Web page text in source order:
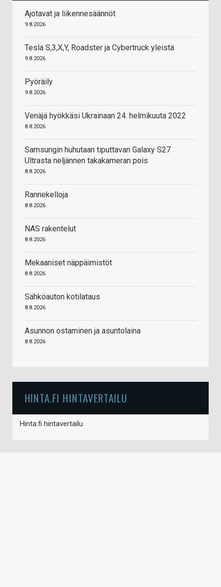
Ajotavat ja liikennesäännöt
9.8.2026
Tesla S,3,X,Y, Roadster ja Cybertruck yleistä
9.8.2026
Pyöräily
9.8.2026
Venäjä hyökkäsi Ukrainaan 24. helmikuuta 2022
8.8.2026
Samsungin huhutaan tiputtavan Galaxy S27
Ultrasta neljännen takakameran pois
8.8.2026
Rannekelloja
8.8.2026
NAS rakentelut
8.8.2026
Mekaaniset näppäimistöt
8.8.2026
Sähköauton kotilataus
8.8.2026
Asunnon ostaminen ja asuntolaina
8.8.2026
HINTA.FI HINTAVERTAILU
Hinta.fi hintavertailu